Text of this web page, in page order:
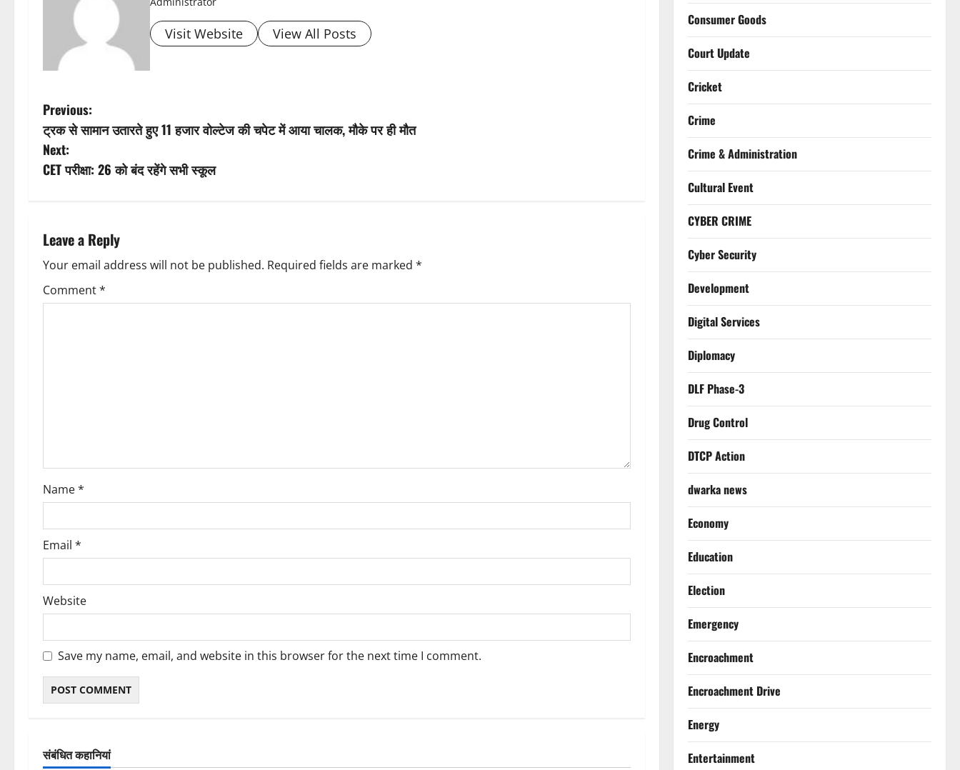
Visit Website View All Posts
P
o
s
n
a
v
o
n
Previous:
ट्रक से सामान उतारते हुए 11 हजार वोल्टेज की चपेट में आया चालक, मौके पर ही मौत
Next:
CET परीक्षा: 26 को बंद रहेंगे सभी स्कूल
Leave a Reply
Your email address will not be published. Required fields are marked *
Comment*
Name*
Email *
Website
Save my name, email, and website in this browser for the next time I comment.
संबंधित कहानियां
Traffic Advisory
Traffic News
Consumer Goods
Court Update
Cricket
Crime
Crime & Administration
Cultural Event
CYBER CRIME
Cyber Security
Development
Digital Services
Diplomacy
DLF Phase-3
Drug Control
DTCP Action
dwarka news
Economy
Education
Election
Emergency
Encroachment
Encroachment Drive
Energy
Entertainment